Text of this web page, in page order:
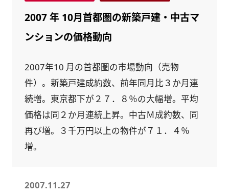
2007 年 10月首都圏の新築戸建・中古マ
ンションの価格動向
2007年10 月の首都圏の市場動向（売物
件）。新築戸建成約数、前年同月比３か月連
続増。東京都下が２７．８％の大幅増。平均
価格は同２か月連続上昇。中古Ｍ成約数、同
再び増。３千万円以上の物件が７１．４％
増。
2007.11.27